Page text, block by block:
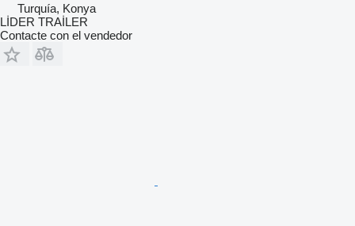
Turquía, Konya
LİDER TRAİLER
Contacte con el vendedor